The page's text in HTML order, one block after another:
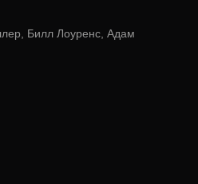
продолжают готовиться к
но на пути к свадебной
с бывшей женой
Билл Лоуренс, Адам